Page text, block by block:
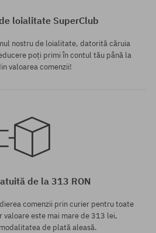
loialitate SuperClub
nostru de loialitate, datorită căruia
poți primi în contul tău până la
valoarea comenzii!
de la 313 RON
comenzii prin curier pentru toate
valoare este mai mare de 313 lei,
de plată aleasă.